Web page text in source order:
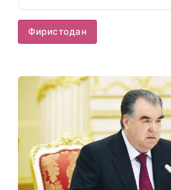
Фиристодан